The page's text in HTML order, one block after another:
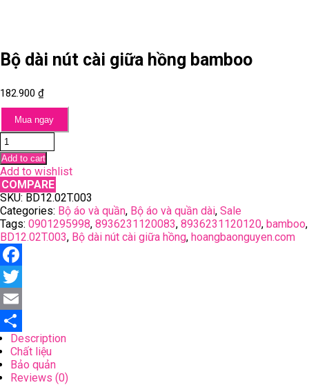
Bộ dài nút cài giữa hồng bamboo
182.900 ₫
Mua ngay
Bộ
dài
nút
cài
giữa
hồng
bamboo
quantity
Add to cart
Add to wishlist
COMPARE
SKU: BD12.02T.003
Categories: Bộ áo và quần, Bộ áo và quần dài, Sale
Tags: 0901295998, 8936231120083, 8936231120120, bamboo,
BD12.02T.003, Bộ dài nút cài giữa hồng, hoangbaonguyen.com
F
a
c
e
b
T
w
i
t
E
m
a
S
h
Description
Chất liệu
Bảo quản
Reviews (0)